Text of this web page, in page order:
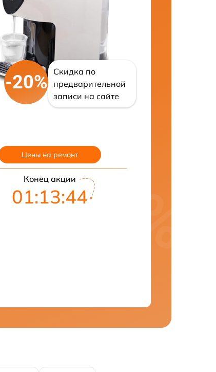
-20%
Скидка по
предварительной
записи на сайте
Цены на ремонт
Конец акции
01:13:43